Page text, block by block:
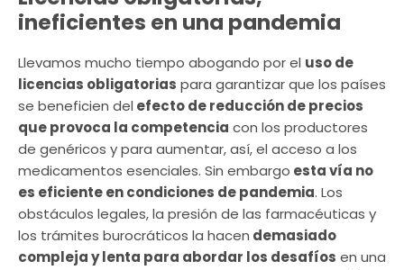
ineficientes en una pandemia
Llevamos mucho tiempo abogando por el uso de
licencias obligatorias para garantizar que los países
se beneficien del efecto de reducción de precios
que provoca la competencia con los productores
de genéricos y para aumentar, así, el acceso a los
medicamentos esenciales. Sin embargo esta vía no
es eficiente en condiciones de pandemia. Los
obstáculos legales, la presión de las farmacéuticas y
los trámites burocráticos la hacen demasiado
compleja y lenta para abordar los desafíos en una